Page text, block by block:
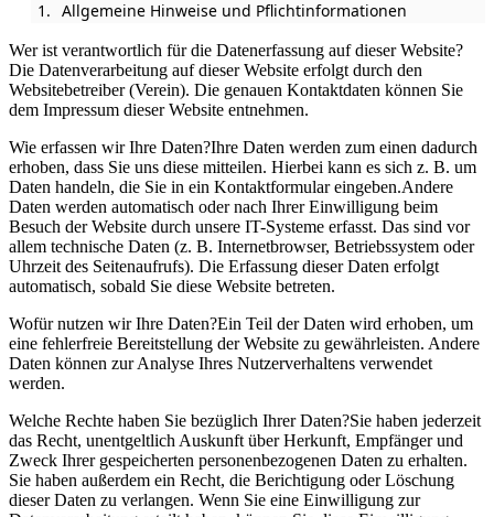
Allgemeine Hinweise und Pflichtinformationen
Wer ist verantwortlich für die Datenerfassung auf dieser Website?
Die Datenverarbeitung auf dieser Website erfolgt durch den
Websitebetreiber (Verein). Die genauen Kontaktdaten können Sie
dem Impressum dieser Website entnehmen.
Wie erfassen wir Ihre Daten?Ihre Daten werden zum einen dadurch
erhoben, dass Sie uns diese mitteilen. Hierbei kann es sich z. B. um
Daten handeln, die Sie in ein Kontaktformular eingeben.Andere
Daten werden automatisch oder nach Ihrer Einwilligung beim
Besuch der Website durch unsere IT-Systeme erfasst. Das sind vor
allem technische Daten (z. B. Internetbrowser, Betriebssystem oder
Uhrzeit des Seitenaufrufs). Die Erfassung dieser Daten erfolgt
automatisch, sobald Sie diese Website betreten.
Wofür nutzen wir Ihre Daten?Ein Teil der Daten wird erhoben, um
eine fehlerfreie Bereitstellung der Website zu gewährleisten. Andere
Daten können zur Analyse Ihres Nutzerverhaltens verwendet
werden.
Welche Rechte haben Sie bezüglich Ihrer Daten?Sie haben jederzeit
das Recht, unentgeltlich Auskunft über Herkunft, Empfänger und
Zweck Ihrer gespeicherten personenbezogenen Daten zu erhalten.
Sie haben außerdem ein Recht, die Berichtigung oder Löschung
dieser Daten zu verlangen. Wenn Sie eine Einwilligung zur